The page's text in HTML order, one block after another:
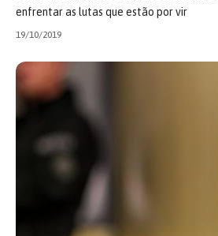
enfrentar as lutas que estão por vir
19/10/2019